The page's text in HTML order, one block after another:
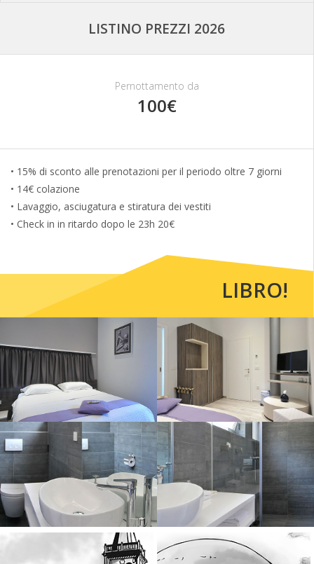
LISTINO PREZZI 2026
Pernottamento da
100€
• 15% di sconto alle prenotazioni per il periodo oltre 7 giorni
• 14€ colazione
• Lavaggio, asciugatura e stiratura dei vestiti
• Check in in ritardo dopo le 23h 20€
LIBRO!